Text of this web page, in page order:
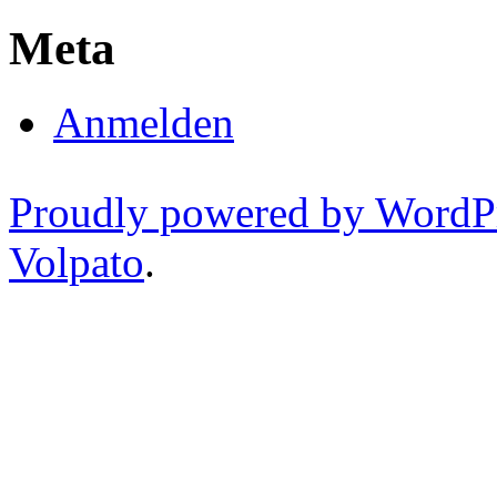
Meta
Anmelden
Proudly powered by
Volpato.